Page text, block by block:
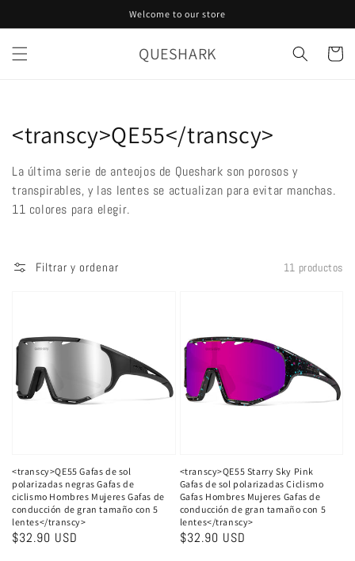
al contenido
Welcome to our store
QUESHARK Carrito
Colección:
<transcy>QE55</transcy>
La última serie de anteojos de Queshark son porosos y
transpirables, y las lentes se actualizan para evitar manchas.
11 colores para elegir.
Filtrar y ordenar 11 productos
<transcy>QE55 Gafas de sol
polarizadas negras Gafas de
ciclismo Hombres Mujeres Gafas de
conducción de gran tamaño con 5
lentes</transcy>
Precio
$32.90 USD
<transcy>QE55 Starry Sky Pink
Gafas de sol polarizadas Ciclismo
Gafas Hombres Mujeres Gafas de
conducción de gran tamaño con 5
lentes</transcy>
Precio
$32.90 USD